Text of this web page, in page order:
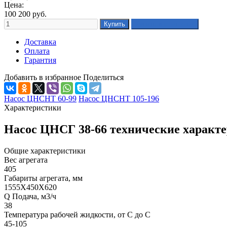
Цена:
100 200 руб.
Доставка
Оплата
Гарантия
Добавить в избранное Поделиться
Насос ЦНСНТ 60-99 Насос ЦНСНТ 105-196
Характеристики
Насос ЦНСГ 38-66 технические
Общие характеристики
Вес агрегата
405
Габариты агрегата, мм
1555Х450Х620
Q Подача, м3/ч
38
Температура рабочей жидкости, от С до С
45-105